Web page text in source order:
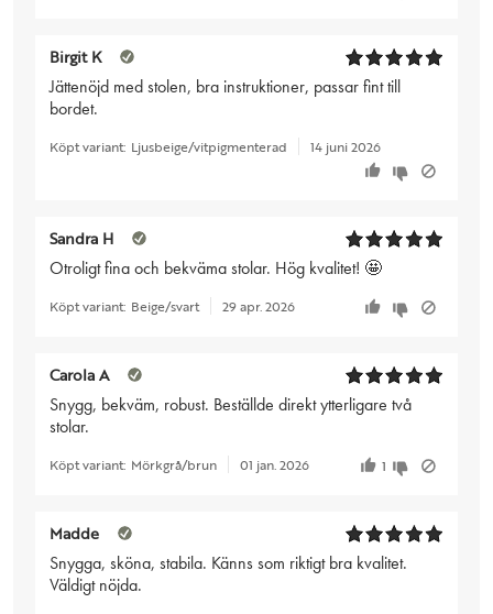
Birgit K
Jättenöjd med stolen, bra instruktioner, passar fint till
bordet.
Köpt variant: Ljusbeige/vitpigmenterad 14 juni 2026
Sandra H
Otroligt fina och bekväma stolar. Hög kvalitet! 🤩
Köpt variant: Beige/svart 29 apr. 2026
Carola A
Snygg, bekväm, robust. Beställde direkt ytterligare två
stolar.
Köpt variant: Mörkgrå/brun 01 jan. 2026 1
Madde
Snygga, sköna, stabila. Känns som riktigt bra kvalitet.
Väldigt nöjda.